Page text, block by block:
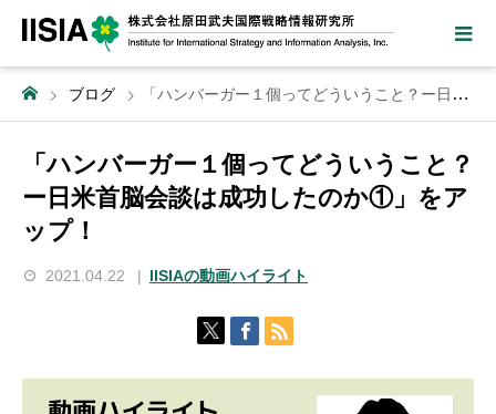
ブログ 「ハンバーガー１個ってどういうこと？ー日米首脳会談は成功したのか①」をアップ！
「ハンバーガー１個ってどういうこと？
ー日米首脳会談は成功したのか①」をア
ップ！
2021.04.22 IISIAの動画ハイライト